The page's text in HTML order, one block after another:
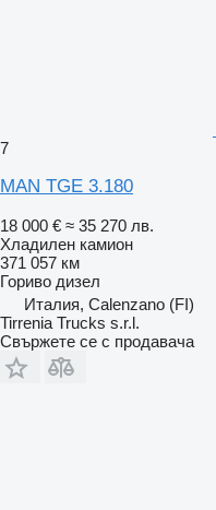
7
MAN TGE 3.180
18 000 € ≈ 35 270 лв.
Хладилен камион
371 057 км
Гориво дизел
Италия, Calenzano (FI)
Tirrenia Trucks s.r.l.
Свържете се с продавача